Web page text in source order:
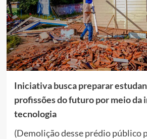
Iniciativa busca preparar
profissões do futuro por meio da
tecnologia
(Demolição desse prédio público